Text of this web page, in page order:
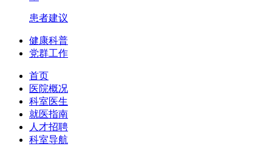
患者建议
健康科普
党群工作
首页
医院概况
科室医生
就医指南
人才招聘
科室导航